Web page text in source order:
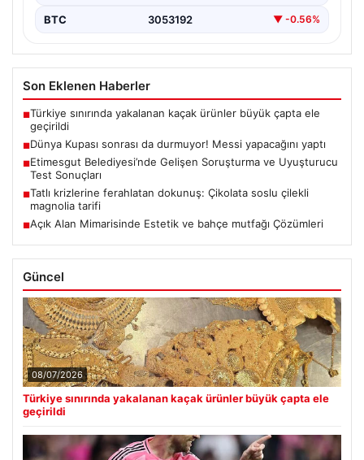
BTC 3053192 ▼ -0.56%
Son Eklenen Haberler
■Türkiye sınırında yakalanan kaçak ürünler büyük çapta ele
geçirildi
■Dünya Kupası sonrası da durmuyor! Messi yapacağını yaptı
■Etimesgut Belediyesi’nde Gelişen Soruşturma ve Uyuşturucu
Test Sonuçları
■Tatlı krizlerine ferahlatan dokunuş: Çikolata soslu çilekli
magnolia tarifi
■Açık Alan Mimarisinde Estetik ve bahçe mutfağı Çözümleri
Güncel
08/07/2026
Türkiye sınırında yakalanan kaçak ürünler büyük çapta ele
geçirildi